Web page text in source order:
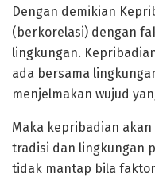
Dengan demikian
(berkorelasi) dengan
lingkungan.
ada bersama
menjelmakan wujud
Maka kepribadian
tradisi dan lingkungan
tidak mantap bila